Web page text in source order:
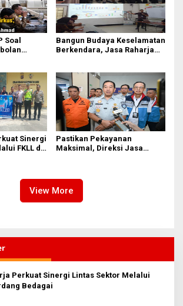
Soal
Bangun Budaya Keselamatan
Berkendara, Jasa Raharja
Sinergi
FKLL di
Pastikan Pekayanan
Maksimal, Direksi Jasa
View More
Perkuat Sinergi Lintas Sektor Melalui
Bedagai